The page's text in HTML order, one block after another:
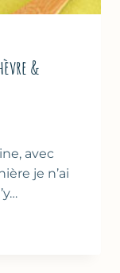
&
avec
je n’ai